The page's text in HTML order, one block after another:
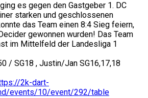
es gegen den Gastgeber 1. DC
starken und geschlossenen
das Team einen 8:4 Sieg feiern,
gewonnen wurden! Das Team
im Mittelfeld der Landesliga 1
/ SG18 , Justin/Jan SG16,17,18
2k-dart-
events/10/event/292/table